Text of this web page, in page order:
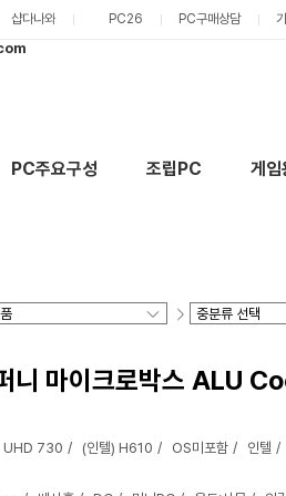
샵다나와 PC26 PC구매상담
PC주요구성 조립PC 게
니 마이크로박스
UHD 730 (인텔) H610 OS미포함 인텔